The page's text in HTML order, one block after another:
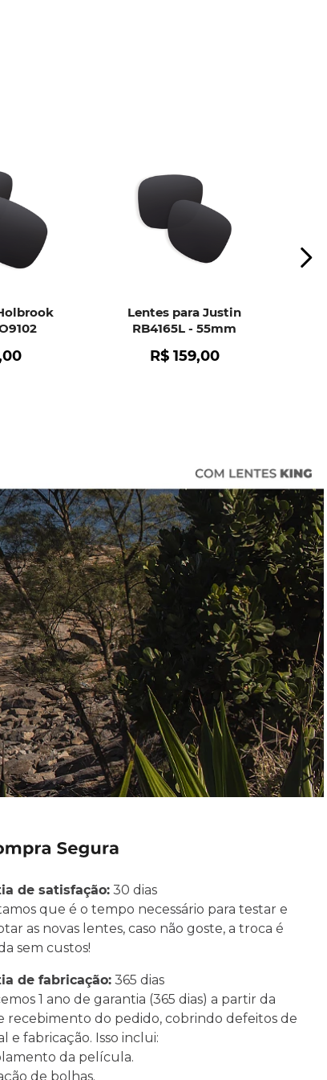
00
Lentes para Justin
RB4165L - 55mm
R$ 159,00
de satisfação:30 dias
que é o tempo necessário para testar e
as novas lentes, caso não goste, a troca é
sem custos!
de fabricação:365 dias
1 ano de garantia (365 dias) a partir da
recebimento do pedido, cobrindo defeitos de
e fabricação. Isso inclui:
da película.
de bolhas.